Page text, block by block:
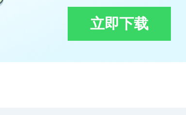
立即下载